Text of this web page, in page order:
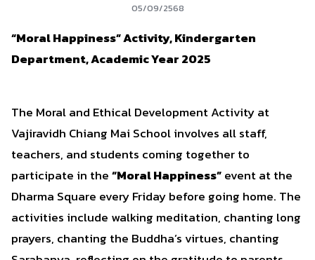
05/09/2568
“Moral Happiness” Activity, Kindergarten
Department, Academic Year 2025
The Moral and Ethical Development Activity at
Vajiravidh Chiang Mai School involves all staff,
teachers, and students coming together to
participate in the“Moral Happiness”event at the
Dharma Square every Friday before going home. The
activities include walking meditation, chanting long
prayers, chanting the Buddha’s virtues, chanting